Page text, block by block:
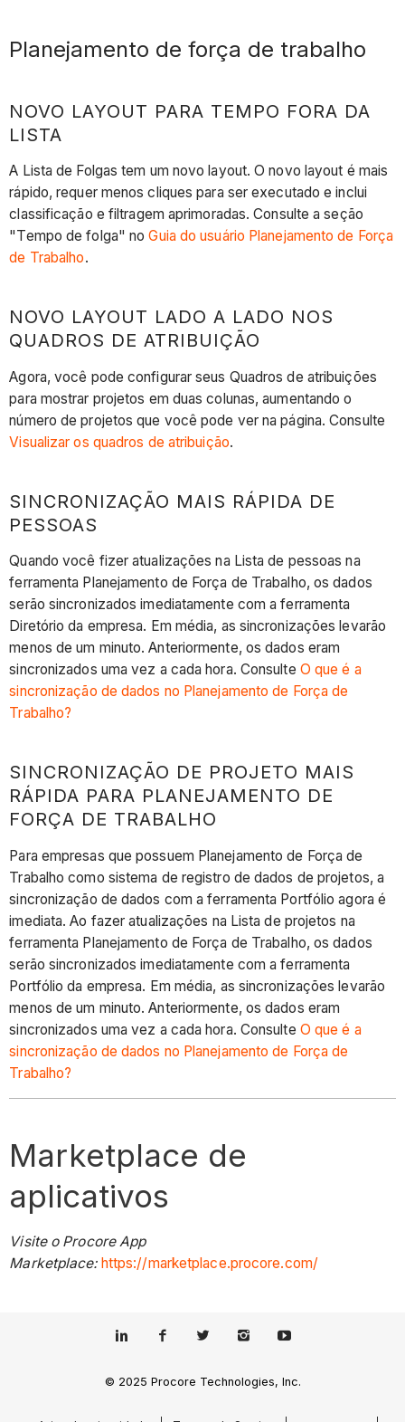
Planejamento de força de trabalho
NOVO LAYOUT PARA TEMPO FORA DA
LISTA
A Lista de Folgas tem um novo layout. O novo layout é mais
rápido, requer menos cliques para ser executado e inclui
classificação e filtragem aprimoradas. Consulte a seção
"Tempo de folga" noGuia do usuário Planejamento de Força
de Trabalho.
NOVO LAYOUT LADO A LADO NOS
QUADROS DE ATRIBUIÇÃO
Agora, você pode configurar seus Quadros de atribuições
para mostrar projetos em duas colunas, aumentando o
número de projetos que você pode ver na página. Consulte
Visualizar os quadros de atribuição.
SINCRONIZAÇÃO MAIS RÁPIDA DE
PESSOAS
Quando você fizer atualizações na Lista de pessoas na
ferramenta Planejamento de Força de Trabalho, os dados
serão sincronizados imediatamente com a ferramenta
Diretório da empresa. Em média, as sincronizações levarão
menos de um minuto. Anteriormente, os dados eram
sincronizados uma vez a cada hora. Consulte O que é a
sincronização de dados no Planejamento de Força de
Trabalho?
SINCRONIZAÇÃO DE PROJETO MAIS
RÁPIDA PARA PLANEJAMENTO DE
FORÇA DE TRABALHO
Para empresas que possuem Planejamento de Força de
Trabalho como sistema de registro de dados de projetos, a
sincronização de dados com a ferramenta Portfólio agora é
imediata. Ao fazer atualizações na Lista de projetos na
ferramenta Planejamento de Força de Trabalho, os dados
serão sincronizados imediatamente com a ferramenta
Portfólio da empresa. Em média, as sincronizações levarão
menos de um minuto. Anteriormente, os dados eram
sincronizados uma vez a cada hora. Consulte O que é a
sincronização de dados no Planejamento de Força de
Trabalho?
Marketplace de
aplicativos
Visite o Procore App
Marketplace: https://marketplace.procore.com/
© 2025 Procore Technologies, Inc.